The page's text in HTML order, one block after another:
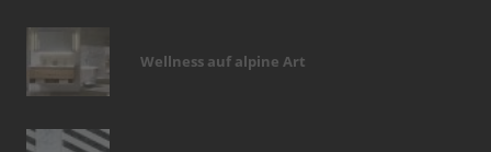
Wellness auf alpine Art